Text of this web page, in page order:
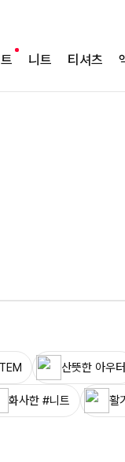
니트 티셔츠
산뜻한 아우터
화사한 #니트 활